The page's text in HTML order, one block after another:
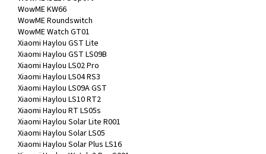
WowME KW66
WowME Roundswitch
WowME Watch GT01
Xiaomi Haylou GST Lite
Xiaomi Haylou GST LS09B
Xiaomi Haylou LS02 Pro
Xiaomi Haylou LS04 RS3
Xiaomi Haylou LS09A GST
Xiaomi Haylou LS10 RT2
Xiaomi Haylou RT LS05s
Xiaomi Haylou Solar Lite R001
Xiaomi Haylou Solar LS05
Xiaomi Haylou Solar Plus LS16